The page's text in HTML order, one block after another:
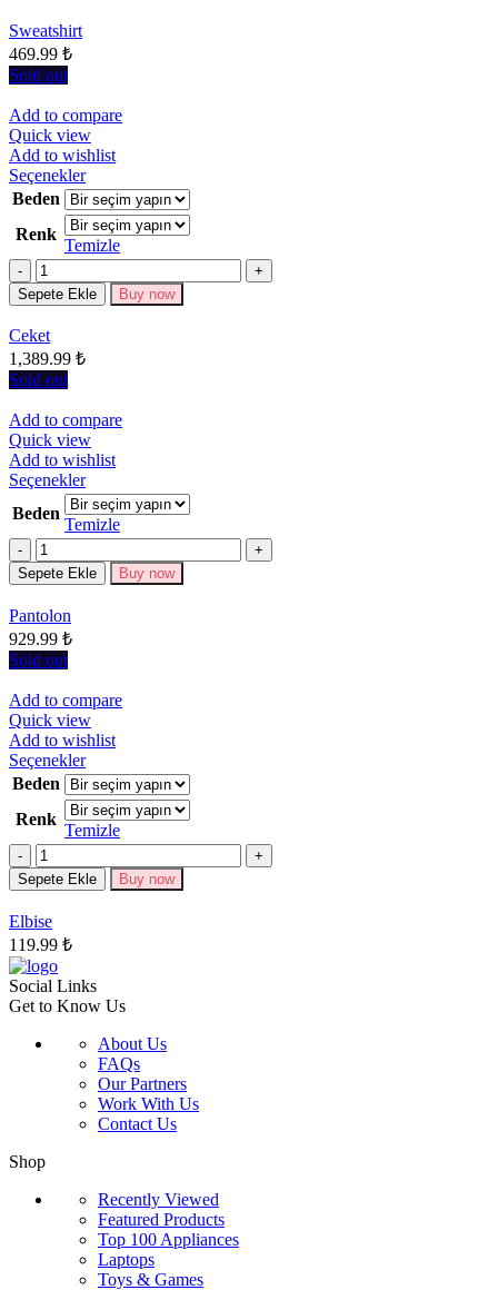
Sweatshirt
469.99 ₺
Sold out
Add to compare
Quick view
Add to wishlist
SeçeneklerBu
ürünün
birden
fazla
varyasyonu
Seçenekler
seçilebilir
Beden
Renk
Temizle
Miktar
Sepete Ekle Buy now
Ceket
1,389.99 ₺
Sold out
Add to compare
Quick view
Add to wishlist
SeçeneklerBu
ürünün
birden
fazla
varyasyonu
var.
Beden
Temizle
Miktar
Sepete Ekle Buy now
Pantolon
929.99 ₺
Sold out
Add to compare
Quick view
Add to wishlist
SeçeneklerBu
ürünün
birden
fazla
varyasyonu
Seçenekler
Beden
Renk
Temizle
Miktar
Sepete Ekle Buy now
Elbise
119.99 ₺
Social Links
Get to Know Us
About Us
FAQs
Our Partners
Work With Us
Contact Us
Shop
Recently Viewed
Featured Products
Top 100 Appliances
Laptops
Toys & Games